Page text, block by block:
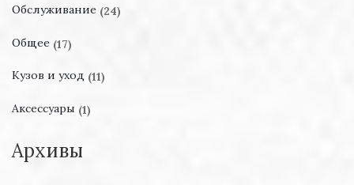
Обслуживание (24)
Общее (17)
Кузов и уход (11)
Аксессуары (1)
Архивы